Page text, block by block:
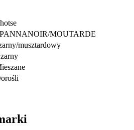
MOUTARDE
musztardowy